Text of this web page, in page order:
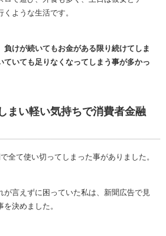
ような生活です。
負けが続いてもお金がある限り続けてしま
ていても足りなくなってしまう事が多かっ
まい軽い気持ちで消費者金融
全て使い切ってしまった事がありました。
が言えずに困っていた私は、新聞広告で見
決めました。